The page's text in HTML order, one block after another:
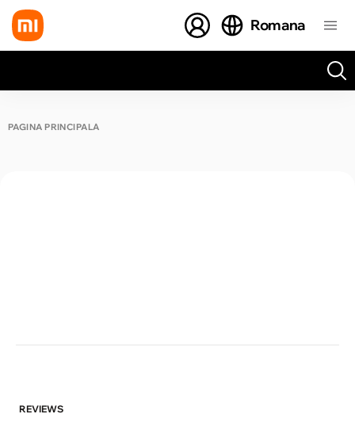
Romana
PAGINA PRINCIPALĂ
REVIEWS